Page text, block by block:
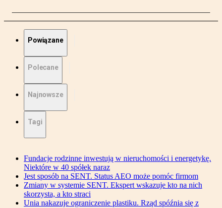
Powiązane
Polecane
Najnowsze
Tagi
Fundacje rodzinne inwestują w nieruchomości i energetykę.
Niektóre w 40 spółek naraz
Jest sposób na SENT. Status AEO może pomóc firmom
Zmiany w systemie SENT. Ekspert wskazuje kto na nich
skorzysta, a kto straci
Unia nakazuje ograniczenie plastiku. Rząd spóźnia się z